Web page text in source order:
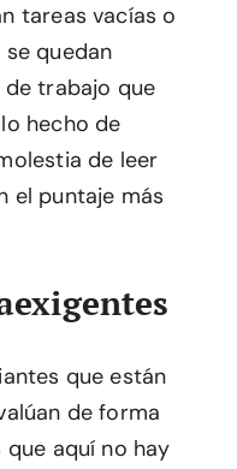
tareas vacías o
quedan
trabajo que
hecho de
de leer
el puntaje más
que están
de forma
aquí no hay